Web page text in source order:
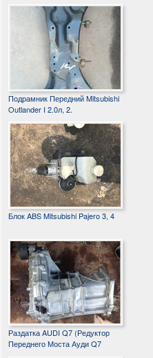
Подрамник Передний Mitsubishi
Outlander I 2.0л, 2.
Блок ABS Mitsubishi Pajero 3, 4
Раздатка AUDI Q7 (Редуктор
Переднего Моста Ауди Q7